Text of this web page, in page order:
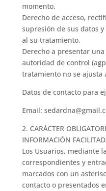
momento.
Derecho de acceso,
supresión de sus datos
al su tratamiento.
Derecho a presentar
autoridad de control
tratamiento no se ajusta
Datos de contacto para
Email:
2. CARÁCTER
INFORMACIÓN
Los Usuarios, mediante
correspondientes y
marcados con un
contacto o presentados